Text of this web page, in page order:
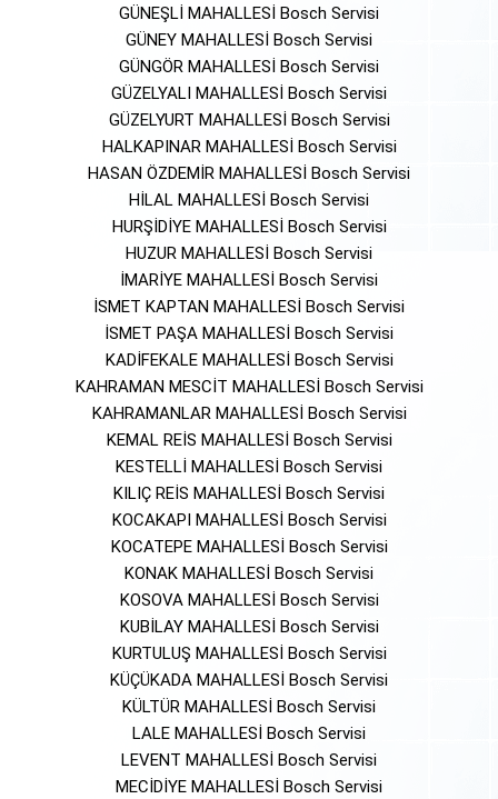
GÜNEŞLİ MAHALLESİ Bosch Servisi
GÜNEY MAHALLESİ Bosch Servisi
GÜNGÖR MAHALLESİ Bosch Servisi
GÜZELYALI MAHALLESİ Bosch Servisi
GÜZELYURT MAHALLESİ Bosch Servisi
HALKAPINAR MAHALLESİ Bosch Servisi
HASAN ÖZDEMİR MAHALLESİ Bosch Servisi
HİLAL MAHALLESİ Bosch Servisi
HURŞİDİYE MAHALLESİ Bosch Servisi
HUZUR MAHALLESİ Bosch Servisi
İMARİYE MAHALLESİ Bosch Servisi
İSMET KAPTAN MAHALLESİ Bosch Servisi
İSMET PAŞA MAHALLESİ Bosch Servisi
KADİFEKALE MAHALLESİ Bosch Servisi
KAHRAMAN MESCİT MAHALLESİ Bosch Servisi
KAHRAMANLAR MAHALLESİ Bosch Servisi
KEMAL REİS MAHALLESİ Bosch Servisi
KESTELLİ MAHALLESİ Bosch Servisi
KILIÇ REİS MAHALLESİ Bosch Servisi
KOCAKAPI MAHALLESİ Bosch Servisi
KOCATEPE MAHALLESİ Bosch Servisi
KONAK MAHALLESİ Bosch Servisi
KOSOVA MAHALLESİ Bosch Servisi
KUBİLAY MAHALLESİ Bosch Servisi
KURTULUŞ MAHALLESİ Bosch Servisi
KÜÇÜKADA MAHALLESİ Bosch Servisi
KÜLTÜR MAHALLESİ Bosch Servisi
LALE MAHALLESİ Bosch Servisi
LEVENT MAHALLESİ Bosch Servisi
MECİDİYE MAHALLESİ Bosch Servisi